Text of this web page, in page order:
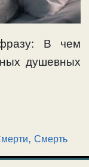
В чем
душевных
,Смерть